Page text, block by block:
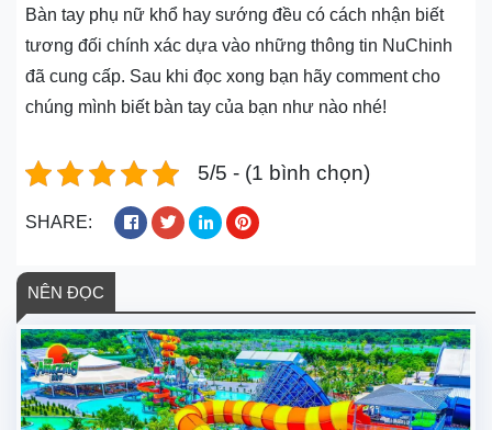
Bàn tay phụ nữ khổ hay sướng đều có cách nhận biết
tương đối chính xác dựa vào những thông tin NuChinh
đã cung cấp. Sau khi đọc xong bạn hãy comment cho
chúng mình biết bàn tay của bạn như nào nhé!
5/5 - (1 bình chọn)
SHARE:
NÊN ĐỌC